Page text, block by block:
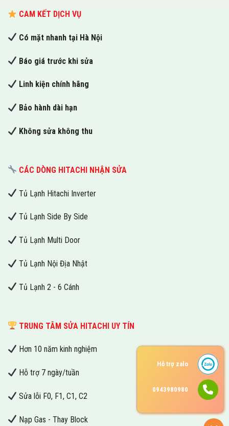
CAM KẾT DỊCH VỤ
Có mặt nhanh tại Hà Nội
Báo giá trước khi sửa
Linh kiện chính hãng
Bảo hành dài hạn
Không sửa không thu
CÁC DÒNG HITACHI NHẬN SỬA
Tủ Lạnh Hitachi Inverter
Tủ Lạnh Side By Side
Tủ Lạnh Multi Door
Tủ Lạnh Nội Địa Nhật
Tủ Lạnh 2 - 6 Cánh
TRUNG TÂM SỬA HITACHI UY TÍN
Hơn 10 năm kinh nghiệm
Hỗ trợ 7 ngày/tuần
Sửa lỗi F0, F1, C1, C2
Nạp Gas - Thay Block
Hỗ trợ zalo
0943980980